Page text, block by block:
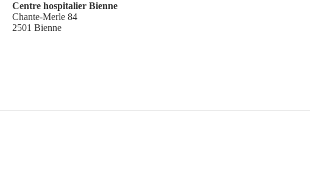
Centre hospitalier Bienne
Chante-Merle 84
2501 Bienne